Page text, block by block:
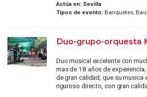
Actúa en: Sevilla
Tipos de evento:Banquetes,
Duo-grupo-orquesta
Duo musical excelente con
mas de 18 años de
de gran calidad, que su musica
riguroso directo, con gran